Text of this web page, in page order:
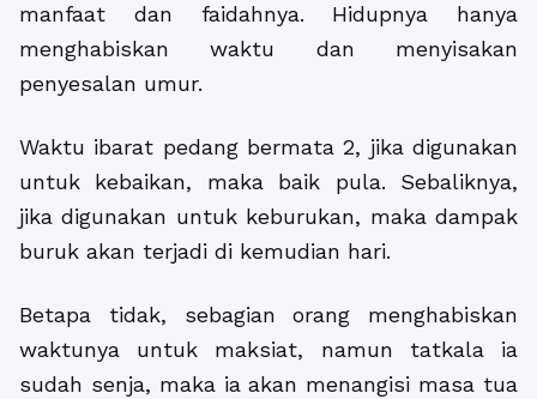
manfaat dan faidahnya. Hidupnya hanya
menghabiskan waktu dan menyisakan
penyesalan umur.
Waktu ibarat pedang bermata 2, jika digunakan
untuk kebaikan, maka baik pula. Sebaliknya,
jika digunakan untuk keburukan, maka dampak
buruk akan terjadi di kemudian hari.
Betapa tidak, sebagian orang menghabiskan
waktunya untuk maksiat, namun tatkala ia
sudah senja, maka ia akan menangisi masa tua